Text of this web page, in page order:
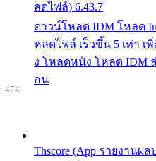
ลดไฟล์) 6.43.7
ดาวน์โหลด IDM โหลด
หลดไฟล์ เร็วขึ้น 5 เท่า เ
ง โหลดหนัง โหลด IDM
อน
Thscore (App รายงาน
474